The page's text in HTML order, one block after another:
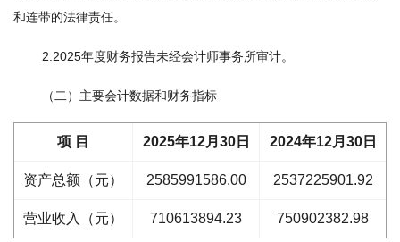
和连带的法律责任。
2.2025年度财务报告未经会计师事务所审计。
（二）主要会计数据和财务指标
项 目 2025年12月30日 2024年12月30日
资产总额（元） 2585991586.00 2537225901.92
营业收入（元） 710613894.23 750902382.98